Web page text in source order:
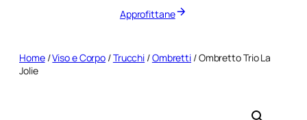
Approfittane
Home/Viso e Corpo /Trucchi /Ombretti / Ombretto Trio La
Jolie